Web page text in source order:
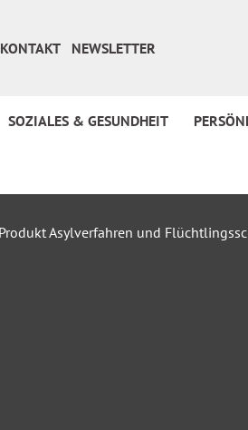
KONTAKT NEWSLETTER
SOZIALES & GESUNDHEIT